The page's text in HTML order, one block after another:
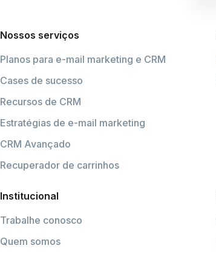
Nossos serviços
Planos para e-mail marketing e CRM
Cases de sucesso
Recursos de CRM
Estratégias de e-mail marketing
CRM Avançado
Recuperador de carrinhos
Institucional
Trabalhe conosco
Quem somos